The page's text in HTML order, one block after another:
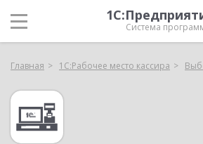
Система
Главная 1С:Рабочее место кассира